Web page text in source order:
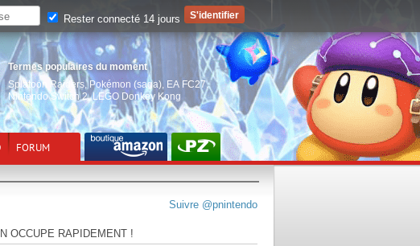
Termes populaires du moment
Splatoon Raiders, Pokémon (saga) EA FC27,
Nintendo Switch 2,LEGO Donkey Kong
FORUM
Suivre @pnintendo
OCCUPE RAPIDEMENT !
Rester connecté 14 jours